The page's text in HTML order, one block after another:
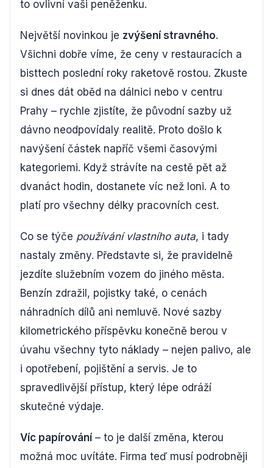
to ovlivní vaši peněženku.
Největší novinkou je zvýšení stravného.
Všichni dobře víme, že ceny v restauracích a
bisttech poslední roky raketově rostou. Zkuste
si dnes dát oběd na dálnici nebo v centru
Prahy – rychle zjistíte, že původní sazby už
dávno neodpovídaly realitě. Proto došlo k
navýšení částek napříč všemi časovými
kategoriemi. Když strávíte na cestě pět až
dvanáct hodin, dostanete víc než loni. A to
platí pro všechny délky pracovních cest.
Co se týče používání vlastního auta, i tady
nastaly změny. Představte si, že pravidelně
jezdíte služebním vozem do jiného města.
Benzín zdražil, pojistky také, o cenách
náhradních dílů ani nemluvě. Nové sazby
kilometrického příspěvku konečně berou v
úvahu všechny tyto náklady – nejen palivo, ale
i opotřebení, pojištění a servis. Je to
spravedlivější přístup, který lépe odráží
skutečné výdaje.
Víc papírování– to je další změna, kterou
možná moc uvítáte. Firma teď musí podrobněji